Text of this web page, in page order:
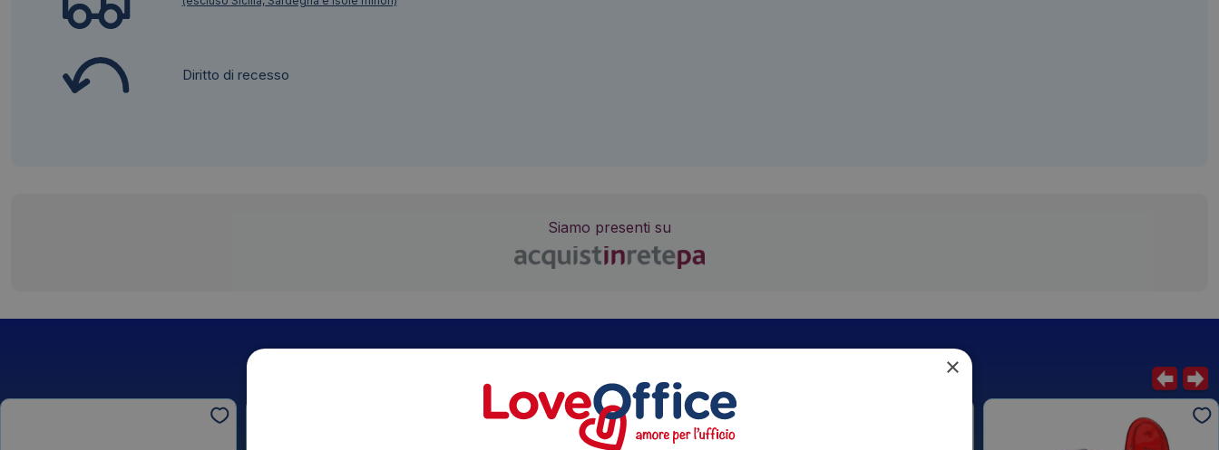
Diritto di recesso
Siamo presenti su
TI POTREBBE INTERESSARE ANCHE ×